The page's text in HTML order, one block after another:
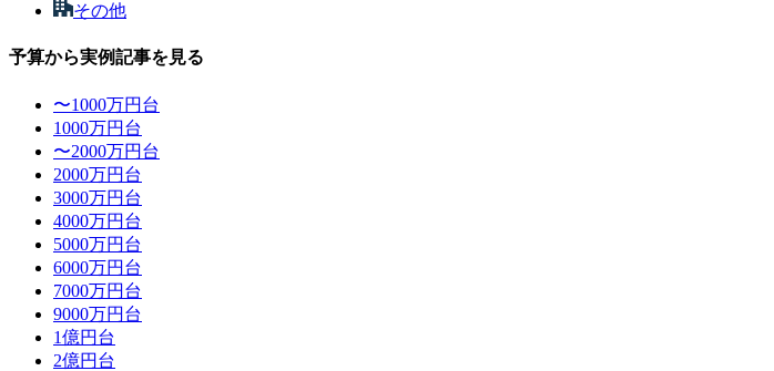
その他
予算から実例記事を見る
〜1000万円台
1000万円台
〜2000万円台
2000万円台
3000万円台
4000万円台
5000万円台
6000万円台
7000万円台
9000万円台
1億円台
2億円台